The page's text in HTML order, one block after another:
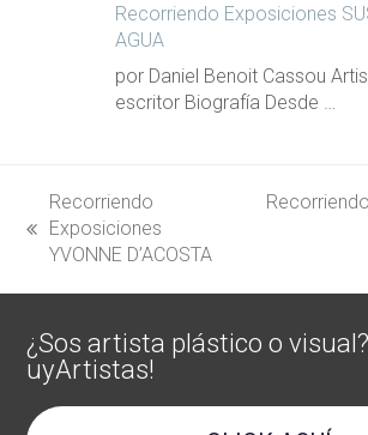
Recorriendo Exposiciones
AGUA
por Daniel Benoit Cassou
escritor Biografía Desde …
previous
post:
Recorriendo
Exposiciones
YVONNE D’ACOSTA
¿Sos artista plástico o
uyArtistas!